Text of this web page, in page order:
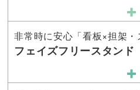
非常時に安心「看板×担架・
フェイズフリースタンド